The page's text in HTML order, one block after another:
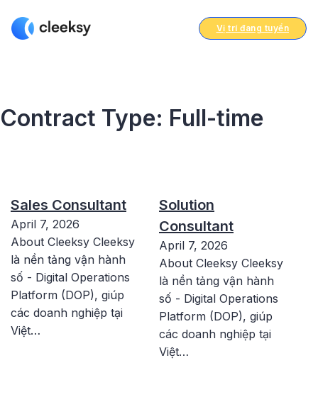
Vị trí đang tuyển
Contract Type: Full-time
Sales Consultant
April 7, 2026
About Cleeksy Cleeksy
là nền tảng vận hành
số - Digital Operations
Platform (DOP), giúp
các doanh nghiệp tại
Việt…
Solution
Consultant
April 7, 2026
About Cleeksy Cleeksy
là nền tảng vận hành
số - Digital Operations
Platform (DOP), giúp
các doanh nghiệp tại
Việt…